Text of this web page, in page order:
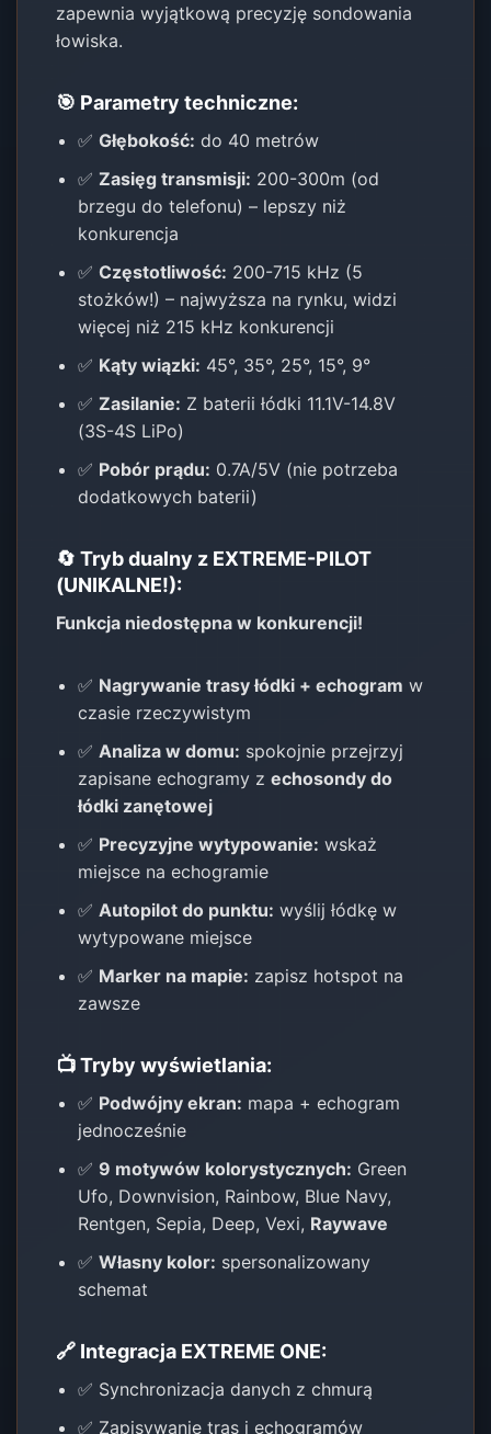
zapewnia wyjątkową precyzję sondowania
łowiska.
🎯 Parametry techniczne:
✅Głębokość: do 40 metrów
✅Zasięg transmisji: 200-300m (od
brzegu do telefonu) – lepszy niż
konkurencja
✅Częstotliwość: 200-715 kHz (5
stożków!) – najwyższa na rynku, widzi
więcej niż 215 kHz konkurencji
✅ Kąty wiązki: 45°, 35°, 25°, 15°, 9°
✅Zasilanie: Z baterii łódki 11.1V-14.8V
(3S-4S LiPo)
✅ Pobór prądu: 0.7A/5V (nie potrzeba
dodatkowych baterii)
🔄 Tryb dualny z EXTREME-PILOT
(UNIKALNE!):
Funkcja niedostępna w konkurencji!
✅ Nagrywanie trasy łódki + echogram w
czasie rzeczywistym
✅ Analiza w domu: spokojnie przejrzyj
zapisane echogramy zechosondy do
łódki zanętowej
✅ Precyzyjne wytypowanie: wskaż
miejsce na echogramie
✅ Autopilot do punktu: wyślij łódkę w
wytypowane miejsce
✅ Marker na mapie: zapisz hotspot na
zawsze
📺 Tryby wyświetlania:
✅ Podwójny ekran: mapa + echogram
jednocześnie
✅9 motywów kolorystycznych: Green
Ufo, Downvision, Rainbow, Blue Navy,
Rentgen, Sepia, Deep, Vexi, Raywave
✅Własny kolor: spersonalizowany
schemat
🔗 Integracja EXTREME ONE:
✅ Synchronizacja danych z chmurą
✅ Zapisywanie tras i echogramów